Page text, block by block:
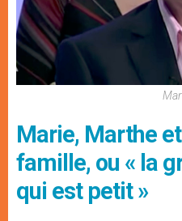
Marie, Marthe
famille, ou « la
qui est petit »